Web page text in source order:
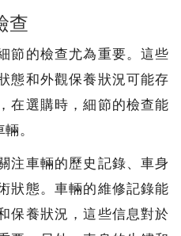
查
節的檢查尤為重要。這些
態和外觀保養狀況可能存
在選購時，細節的檢查能
。
注車輛的歷史記錄、車身
狀態。車輛的維修記錄能
保養狀況，這些信息對於